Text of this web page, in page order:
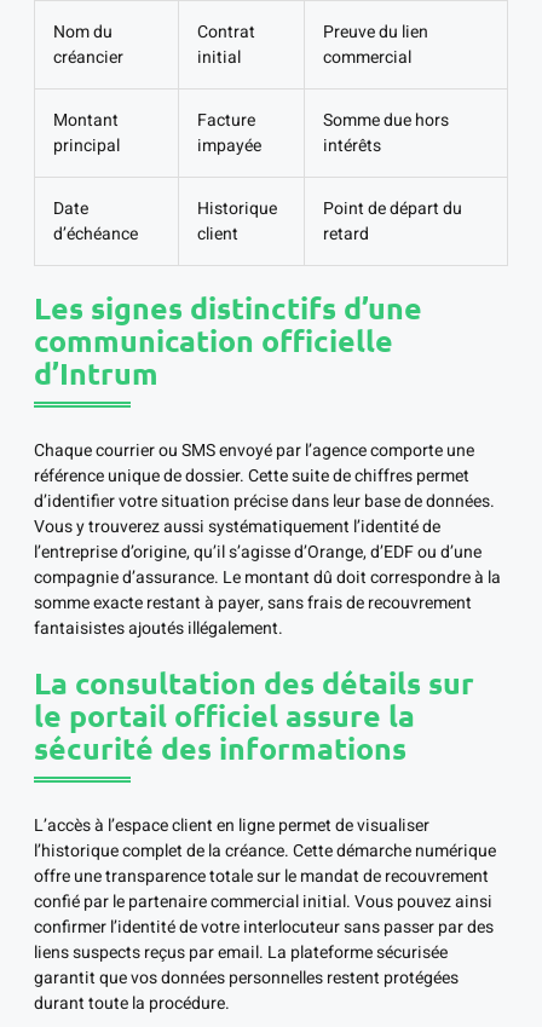
Nom du
créancier
Contrat
initial
Preuve du lien
commercial
Montant
principal
Facture
impayée
Somme due hors
intérêts
Date
d’échéance
Historique
client
Point de départ du
retard
Les signes distinctifs d’une
communication officielle
d’Intrum
Chaque courrier ou SMS envoyé par l’agence comporte une
référence unique de dossier. Cette suite de chiffres permet
d’identifier votre situation précise dans leur base de données.
Vous y trouverez aussi systématiquement l’identité de
l’entreprise d’origine, qu’il s’agisse d’Orange, d’EDF ou d’une
compagnie d’assurance. Le montant dû doit correspondre à la
somme exacte restant à payer, sans frais de recouvrement
fantaisistes ajoutés illégalement.
La consultation des détails sur
le portail officiel assure la
sécurité des informations
L’accès à l’espace client en ligne permet de visualiser
l’historique complet de la créance. Cette démarche numérique
offre une transparence totale sur le mandat de recouvrement
confié par le partenaire commercial initial. Vous pouvez ainsi
confirmer l’identité de votre interlocuteur sans passer par des
liens suspects reçus par email. La plateforme sécurisée
garantit que vos données personnelles restent protégées
durant toute la procédure.